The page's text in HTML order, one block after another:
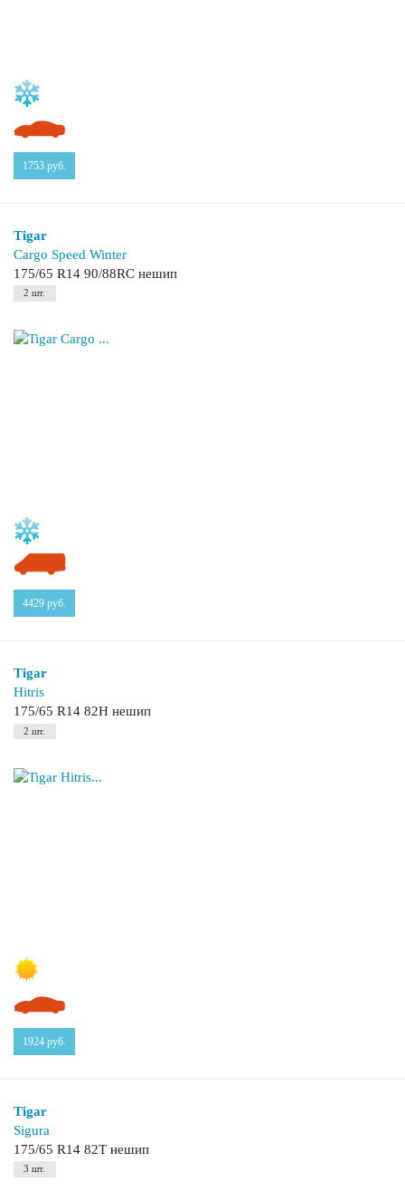
1753 руб.
Tigar
Cargo Speed Winter
175/65 R14 90/88RC нешип
2 шт.
4429 руб.
Tigar
Hitris
175/65 R14 82H нешип
2 шт.
1924 руб.
Tigar
Sigura
175/65 R14 82T нешип
3 шт.